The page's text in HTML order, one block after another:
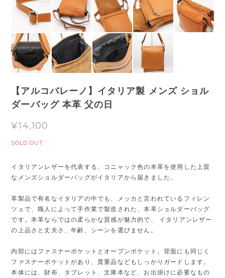
【アルコバレーノ】イタリア製 メンズ ショル
ダーバッグ 本革 父の日
¥14,100
SOLD OUT
イタリアンレザーを代表する、コニャック色の本革を使用した上質
なメンズショルダーバッグがイタリアから届きました。
革製品で有名なイタリアの中でも、メッカと言われているフィレン
ツェで、職人によって手作業で製造された、本革ショルダーバッグ
です。本革ならではの柔らかな質感が魅力的で、 イタリアンレザー
の上品さと丈夫さ、年齢、シーンを選びません。
内部にはファスナーポケットとオープンポケット。背面にも同じく
ファスナーポケットがあり、貴重品などもしっかりガードします。
本体には、財布、タブレット、文庫本など、お出掛けに必要なもの